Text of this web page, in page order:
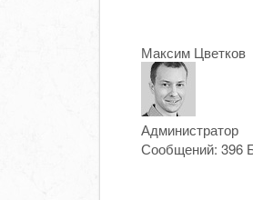
Максим Цветков
Администратор
Сообщений: 396